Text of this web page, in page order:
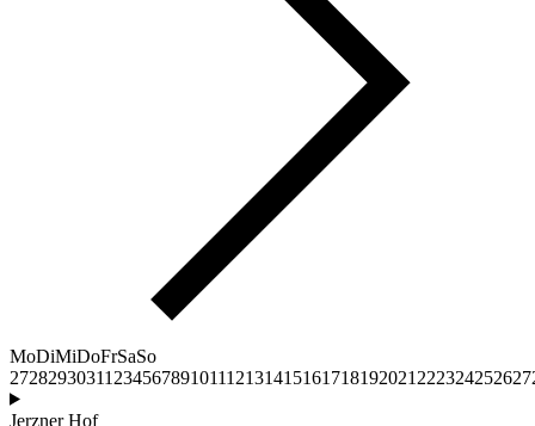
MoDiMiDoFrSaSo
27282930311 23456789101112131415161718192021 222324252627
Jerzner Hof